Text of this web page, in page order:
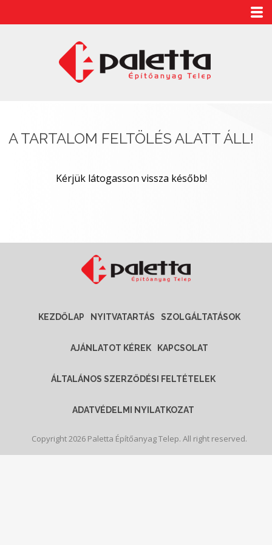
A TARTALOM FELTÖLÉS ALATT ÁLL!
Kérjük látogasson vissza később!
KEZDŐLAP NYITVATARTÁS SZOLGÁLTATÁSOK
AJÁNLATOT KÉREK KAPCSOLAT
ÁLTALÁNOS SZERZŐDÉSI FELTÉTELEK
ADATVÉDELMI NYILATKOZAT
Copyright 2026 Paletta Építőanyag Telep. All right reserved.